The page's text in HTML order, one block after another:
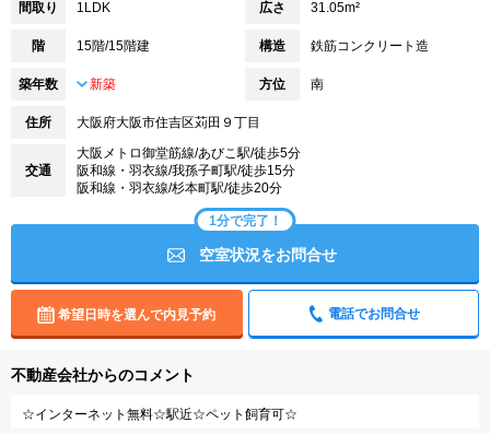
間取り 1LDK 広さ 31.05m²
階 15階/15階建 構造 鉄筋コンクリート造
築年数 新築 方位 南
住所 大阪府大阪市住吉区苅田９丁目
交通
大阪メトロ御堂筋線/あびこ駅/徒歩5分
阪和線・羽衣線/我孫子町駅/徒歩15分
阪和線・羽衣線/杉本町駅/徒歩20分
1分で完了！
空室状況をお問合せ
希望日時を選んで内見予約 電話でお問合せ
不動産会社からのコメント
☆インターネット無料☆駅近☆ペット飼育可☆